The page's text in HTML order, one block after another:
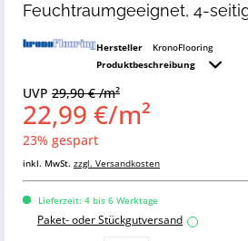
Feuchtraumgeeignet, 4-
Hersteller
KronoFlooring
Produktbeschreibung
UVP 29,90 € /m²
22,99 €/m²
23% gespart
inkl. MwSt. zzgl. Versandkosten
Lieferzeit: 4 bis 6 Werktage
Paket- oder Stückgutversand i